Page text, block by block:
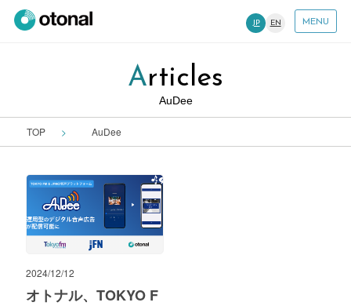
JP EN MENU
Articles
AuDee
TOP AuDee
2024/12/12
オトナル、TOKYO F